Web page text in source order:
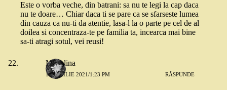
Este o vorba veche, din batrani: sa nu te legi la cap daca
nu te doare… Chiar daca ti se pare ca se sfarseste lumea
din cauza ca nu-ti da atentie, lasa-l la o parte pe cel de al
doilea si concentraza-te pe familia ta, incearca mai bine
sa-ti atragi sotul, vei reusi!
Madalina
13 APRILIE 2021/1:23 PM RĂSPUNDE